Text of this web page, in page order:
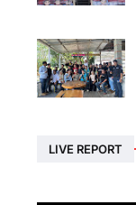
LIVE REPORT